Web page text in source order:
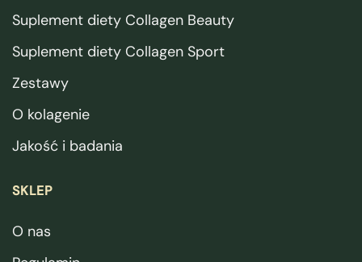
Suplement diety Collagen Beauty
Suplement diety Collagen Sport
Zestawy
O kolagenie
Jakość i badania
SKLEP
O nas